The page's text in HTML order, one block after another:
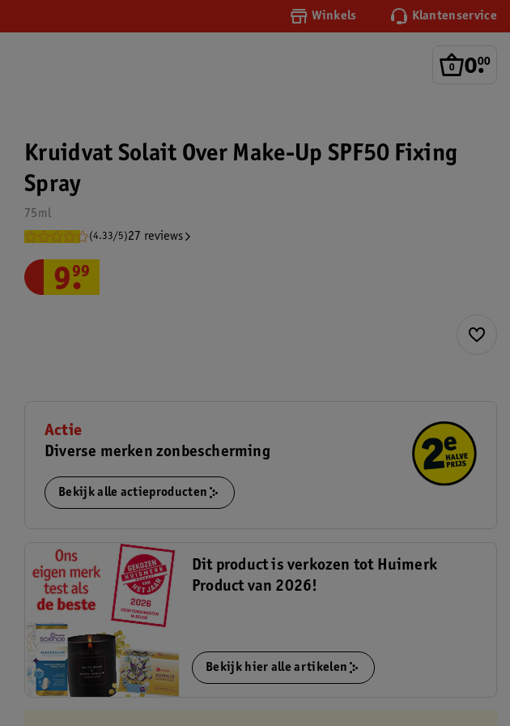
Winkels Klantenservice
0.
00
Kruidvat Solait Over Make-Up SPF50 Fixing
Spray
75ml
(4.33/5)27 reviews
9.
99
Actie
Diverse merken zonbescherming
Bekijk alle actieproducten
Dit product is verkozen tot Huimerk
Product van 2026!
Bekijk hier alle artikelen